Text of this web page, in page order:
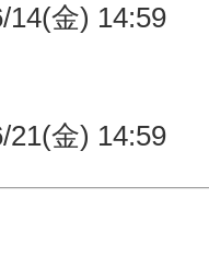
14(金) 14:59
21(金) 14:59